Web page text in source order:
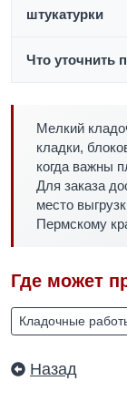
штукатурки
Что уточнить
Мелкий
кладки,
когда важны
Для заказа
место
Пермскому
Где может
Кладочные
Назад